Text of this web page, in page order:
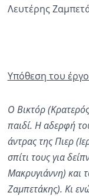
Λευτέρης
Υπόθεση του
Ο Βικτόρ
παιδί. Η αδερφή
άντρας της Πιερ
σπίτι τους για
Μακρυγιάννη) και
Ζαμπετάκης). Κι